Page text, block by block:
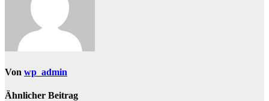
Von wp_admin
Ähnlicher Beitrag